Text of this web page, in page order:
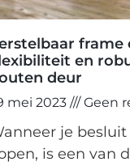
frame
en
deur
mei 2023 Geen
je
is een van